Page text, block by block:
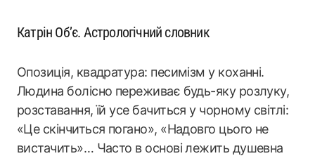
Катрін Об’є. Астрологічний словник
Опозиція, квадратура: песимізм у коханні.
Людина болісно переживає будь-яку розлуку,
розставання, їй усе бачиться у чорному світлі:
«Це скінчиться погано», «Надовго цього не
вистачить»… Часто в основі лежить душевна